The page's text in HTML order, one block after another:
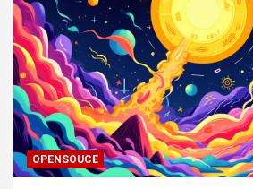
OPENSOUCE